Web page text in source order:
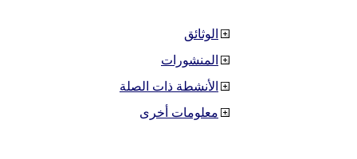
الوثائق
المنشورات
الأنشطة ذات الصلة
معلومات أخرى